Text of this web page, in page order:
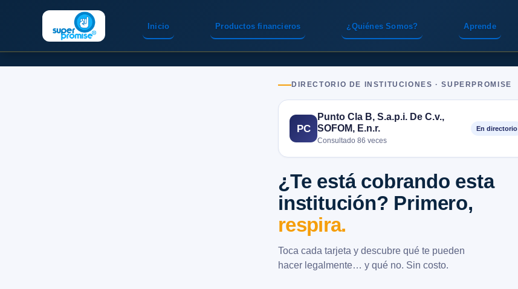
Inicio Productos financieros ¿Quiénes Somos? Aprende
DIRECTORIO DE INSTITUCIONES · SUPERPROMISE
PC
Punto Cla B, S.a.p.i. De C.v.,
SOFOM, E.n.r.
Consultado 86 veces
En directorio
¿Te está cobrando esta
institución? Primero,
respira.
Toca cada tarjeta y descubre qué te pueden
hacer legalmente… y qué no. Sin costo.